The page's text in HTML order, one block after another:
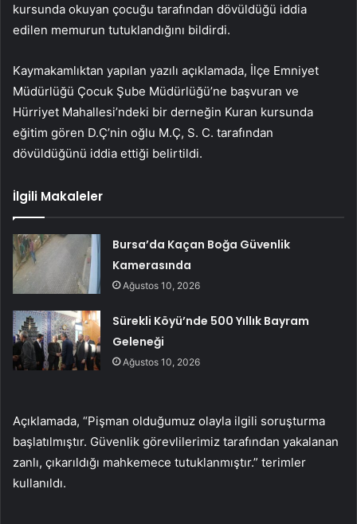
kursunda okuyan çocuğu tarafından dövüldüğü iddia
edilen memurun tutuklandığını bildirdi.
Kaymakamlıktan yapılan yazılı açıklamada, İlçe Emniyet
Müdürlüğü Çocuk Şube Müdürlüğü’ne başvuran ve
Hürriyet Mahallesi’ndeki bir derneğin Kuran kursunda
eğitim gören D.Ç’nin oğlu M.Ç, S. C. tarafından
dövüldüğünü iddia ettiği belirtildi.
İlgili Makaleler
Bursa’da Kaçan Boğa Güvenlik
Kamerasında
Ağustos 10, 2026
Sürekli Köyü’nde 500 Yıllık Bayram
Geleneği
Ağustos 10, 2026
Açıklamada, “Pişman olduğumuz olayla ilgili soruşturma
başlatılmıştır. Güvenlik görevlilerimiz tarafından yakalanan
zanlı, çıkarıldığı mahkemece tutuklanmıştır.” terimler
kullanıldı.